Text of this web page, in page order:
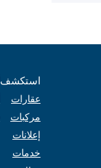
استكشف
عقارات
مركبات
إعلانات
خدمات